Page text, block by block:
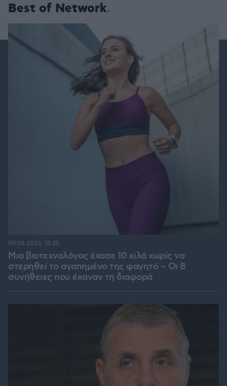
Best of Network
Μια βιοτεχνολόγος έχασε 10 κιλά χωρίς να
στερηθεί το αγαπημένο της φαγητό – Οι 8
συνήθειες που έκαναν τη διαφορά
09.08.2026, 15:35